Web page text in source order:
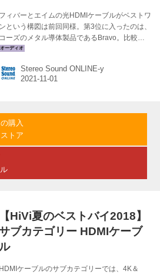
フィバーとエイムの光HDMIケーブルがベストワ
ンという構図は前回同様。第3位に入ったのは、
コーズのメタル導体製品であるBravo。比較的
安価ながら、48Gbpsの伝送を保証する製品だ
光ファイバーを採用し、その画質と音質のよさ
で大きな話題となったフィバーの48Gbps対応の
ネクターの採用は従来通りで、画質のよさもさ
ことながら、音質の向上は驚異的。（鳥居）
Stereo Sound ONLINE-y
購入
トア
【HiVi夏のベストバイ2018】
ブカテゴリー HDMIケーブ
HDMIケーブルのサブカテゴリーでは、4K＆